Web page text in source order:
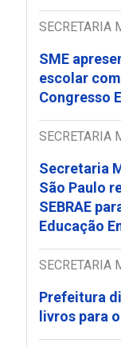
SECRETARIA
SME
escolar
Congresso
SECRETARIA
Secretaria
São Paulo
SEBRAE
Educação
SECRETARIA
Prefeitura
livros para